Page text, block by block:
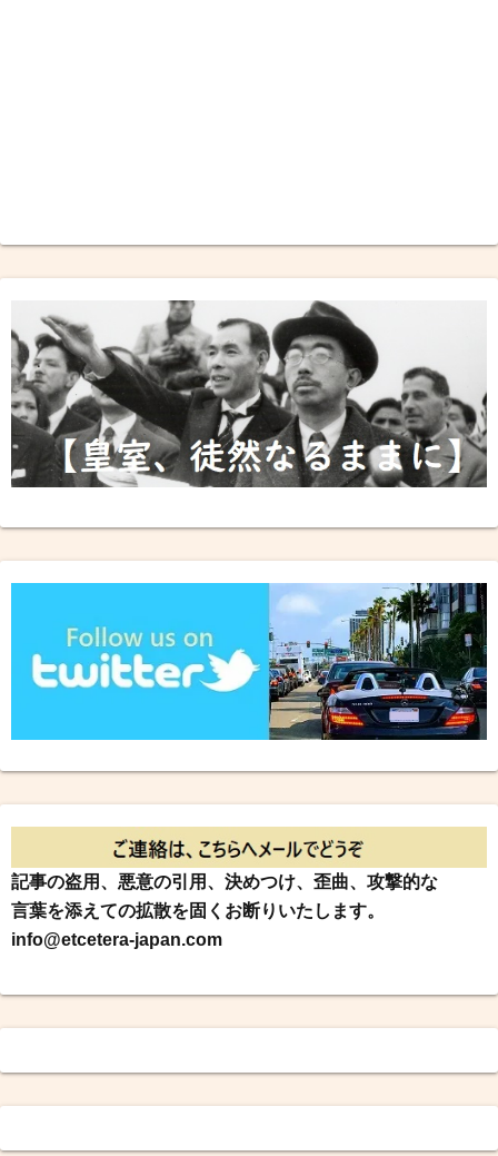
記事の盗用、悪意の引用、決めつけ、歪曲、攻撃的な
言葉を添えての拡散を固くお断りいたします。
info@etcetera-japan.com